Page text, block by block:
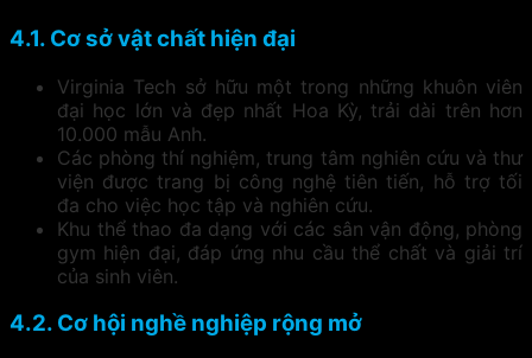
4.1. Cơ sở vật chất hiện đại
Virginia Tech sở hữu một trong những khuôn viên
đại học lớn và đẹp nhất Hoa Kỳ, trải dài trên hơn
10.000 mẫu Anh.
Các phòng thí nghiệm, trung tâm nghiên cứu và thư
viện được trang bị công nghệ tiên tiến, hỗ trợ tối
đa cho việc học tập và nghiên cứu.
Khu thể thao đa dạng với các sân vận động, phòng
gym hiện đại, đáp ứng nhu cầu thể chất và giải trí
của sinh viên.
4.2. Cơ hội nghề nghiệp rộng mở